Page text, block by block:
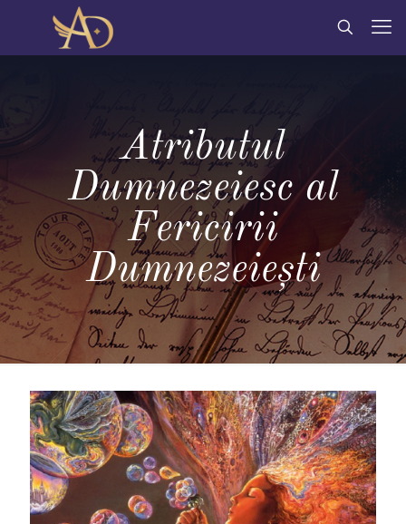
Atributul
Dumnezeiesc al
Fericirii
Dumnezeiești